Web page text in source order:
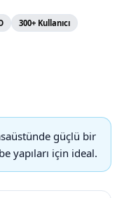
300+ Kullanıcı
güçlü bir
yapıları için ideal.